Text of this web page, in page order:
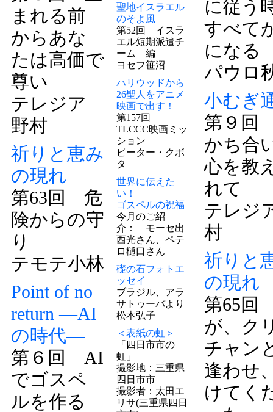
まれる前
からあな
たは高価で
尊い
テレジア
野村
祈りと恵み
の現れ
第63回 危
険からの守
り
テモテ小林
Point of no
return ―AI
の時代―
第６回 AI
でゴスペ
ルを作る
聖地イスラエル
のそよ風
第52回 イスラ
エル短期派遣チ
ーム 編
ヨセフ笹沼
ハリウッドから
26聖人をアニメ
映画で出す！
第157回
TLCCC映画ミッ
ション
ピーター・クボ
タ
世界に伝えた
い！
ゴスペルの祝福
今月のご紹
介： モーセ出
西光さん、ペテ
ロ樋口さん
礎の石フォトエ
ッセイ
ブラジル、アラ
サトゥーバより
松本弘子
＜表紙の虹＞
「四日市市の
虹」
撮影地：三重県
四日市市
撮影者：太田エ
リサ(三重県四日
に従う
すべて
になる
パウロ
小むぎ
第９回
かち合
心を教
れて
テレジ
村
祈りと
の現れ
第65
が、ク
チャン
逢わせ
けてく